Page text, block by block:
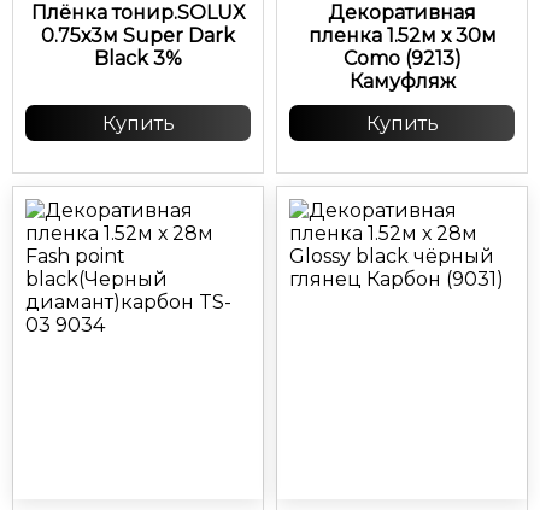
Плёнка тонир.SOLUX
0.75х3м Super Dark
Black 3%
Купить
Декоративная
пленка 1.52м х 30м
Como (9213)
Камуфляж
Купить